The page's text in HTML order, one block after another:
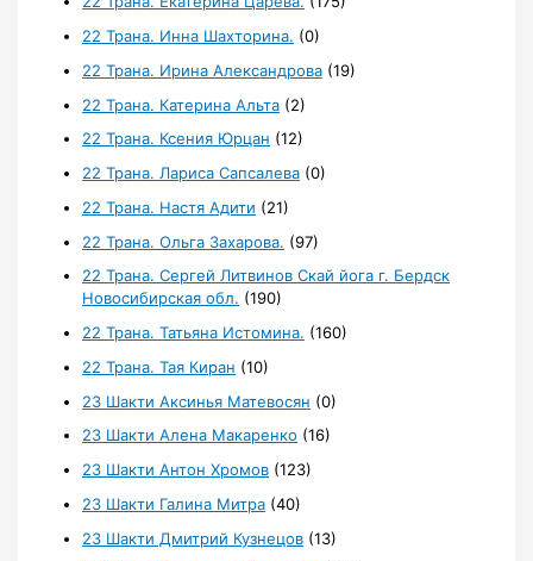
22 Трана. Инна Шахторина. (0)
22 Трана. Ирина Александрова (19)
22 Трана. Катерина Альта (2)
22 Трана. Ксения Юрцан (12)
22 Трана. Лариса Сапсалева (0)
22 Трана. Настя Адити (21)
22 Трана. Ольга Захарова. (97)
22 Трана. Сергей Литвинов Скай йога г. Бердск
Новосибирская обл. (190)
22 Трана. Татьяна Истомина. (160)
22 Трана. Тая Киран (10)
23 Шакти Аксинья Матевосян (0)
23 Шакти Алена Макаренко (16)
23 Шакти Антон Хромов (123)
23 Шакти Галина Митра (40)
23 Шакти Дмитрий Кузнецов (13)